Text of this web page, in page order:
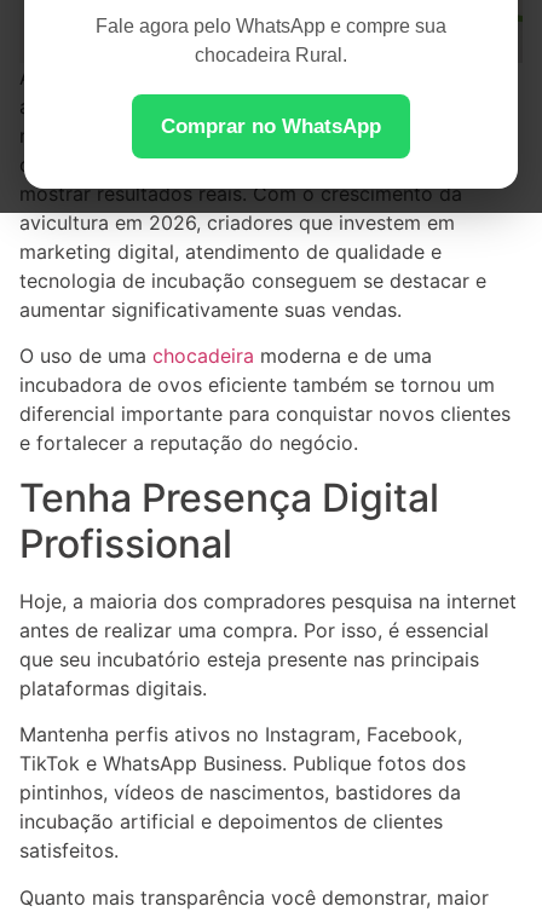
Fale agora pelo WhatsApp e compre sua
chocadeira Rural.
Comprar no WhatsApp
Atrair clientes para um incubatório exige mais do que
apenas produzir pintinhos de qualidade. Em um
mercado cada vez mais competitivo, é fundamental
construir confiança, demonstrar profissionalismo e
mostrar resultados reais. Com o crescimento da
avicultura em 2026, criadores que investem em
marketing digital, atendimento de qualidade e
tecnologia de incubação conseguem se destacar e
aumentar significativamente suas vendas.
O uso de uma chocadeira moderna e de uma
incubadora de ovos eficiente também se tornou um
diferencial importante para conquistar novos clientes
e fortalecer a reputação do negócio.
Tenha Presença Digital
Profissional
Hoje, a maioria dos compradores pesquisa na internet
antes de realizar uma compra. Por isso, é essencial
que seu incubatório esteja presente nas principais
plataformas digitais.
Mantenha perfis ativos no Instagram, Facebook,
TikTok e WhatsApp Business. Publique fotos dos
pintinhos, vídeos de nascimentos, bastidores da
incubação artificial e depoimentos de clientes
satisfeitos.
Quanto mais transparência você demonstrar, maior